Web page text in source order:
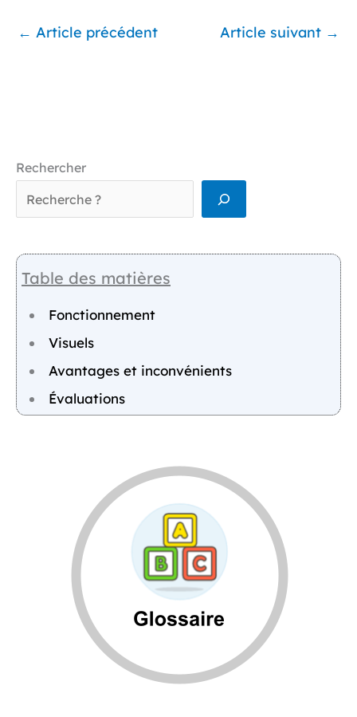
← Article précédent Article suivant →
Rechercher
Table des matières
Fonctionnement
Visuels
Avantages et inconvénients
Évaluations